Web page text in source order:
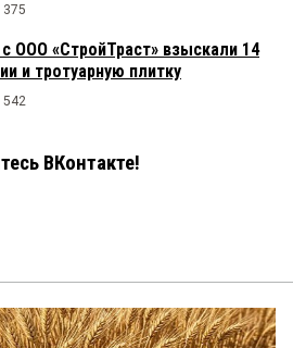
375
ООО «СтройТраст» взыскали 14
и тротуарную плитку
542
ВКонтакте!